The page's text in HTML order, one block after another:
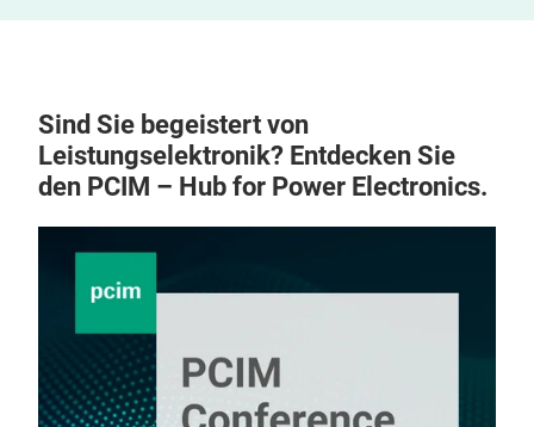
Sind Sie begeistert von
Leistungselektronik? Entdecken Sie
den PCIM – Hub for Power Electronics.